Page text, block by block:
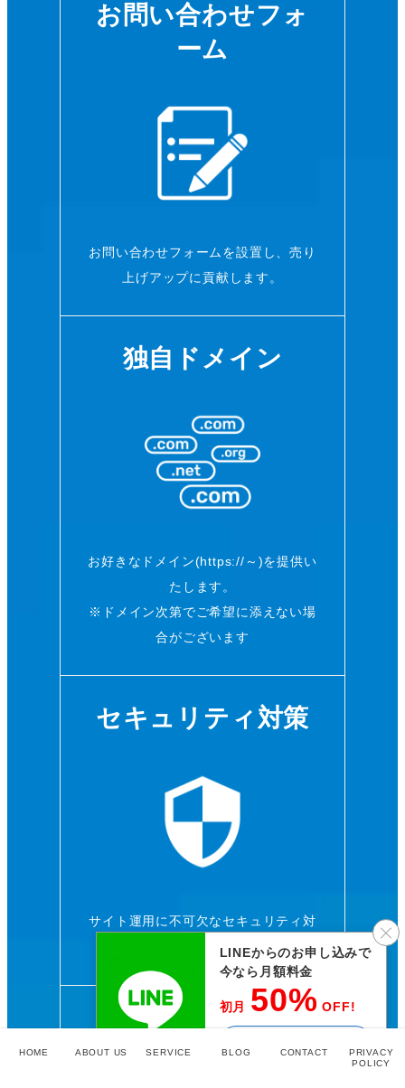
LINEからのお申し込みで
今なら月額料金
初月 50% OFF!
お問い合わせフォ
ーム
お問い合わせフォームを設置し、売り
上げアップに貢献します。
独自ドメイン
お好きなドメイン(https://～)を提供い
たします。
※ドメイン次第でご希望に添えない場
合がございます
セキュリティ対策
サイト運用に不可欠なセキュリティ対
策を実施いたします。
サイト集客施策
HOME ABOUT US SERVICE BLOG CONTACT
PRIVACY
POLICY